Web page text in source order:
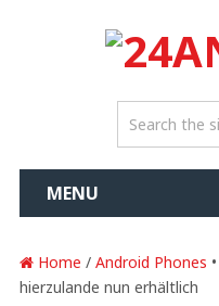
MENU
Home / Android Phones •
hierzulande nun erhältlich